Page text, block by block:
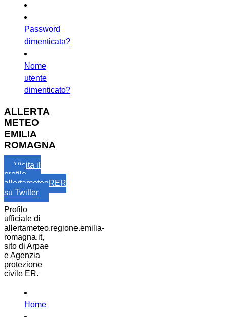
Password
dimenticata?
Nome
utente
dimenticato?
ALLERTA
METEO
EMILIA
ROMAGNA
Visita il
profilo
allertameteoRER
su Twitter
Profilo
ufficiale di
allertameteo.regione.emilia-
romagna.it,
sito di Arpae
e Agenzia
protezione
civile ER.
Home